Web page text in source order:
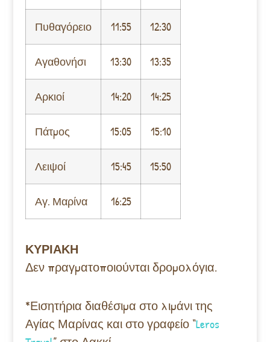
Πυθαγόρειο 11:55 12:30
Αγαθονήσι 13:30 13:35
Αρκιοί 14:20 14:25
Πάτμος 15:05 15:10
Λειψοί 15:45 15:50
Αγ. Μαρίνα 16:25
ΚΥΡΙΑΚΗ
Δεν πραγματοποιούνται δρομολόγια.
*Εισητήρια διαθέσιμα στο λιμάνι της
Αγίας Μαρίνας και στο γραφείο “Leros